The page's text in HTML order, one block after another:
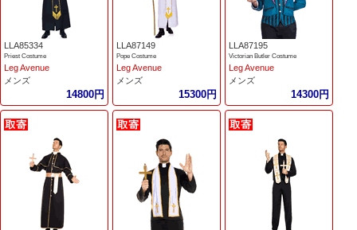
LLA85334
Priest Costume
Leg Avenue
メンズ
14800円
LLA87149
Pope Costume
Leg Avenue
メンズ
15300円
LLA87195
Victorian Butler Costume
Leg Avenue
メンズ
14300円